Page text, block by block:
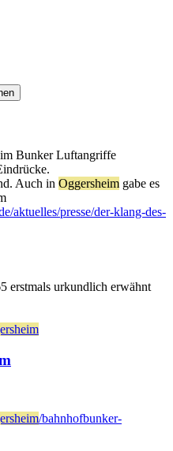
Bunker Luftangriffe
Auch in Oggersheim gabe es
aktuelles/presse/der-klang-des-
erstmals urkundlich erwähnt
/bahnhofbunker-